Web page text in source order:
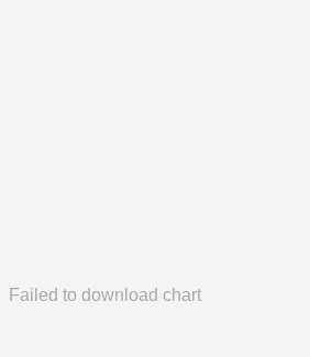
Failed to download chart